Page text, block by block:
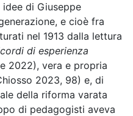
di Giuseppe
e cioè fra
nel 1913 dalla lettura
di esperienza
2022), vera e propria
2023, 98) e, di
della riforma varata
di pedagogisti aveva